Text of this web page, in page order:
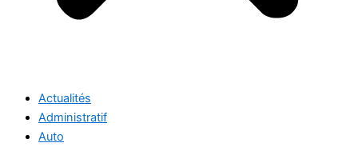
Actualités
Administratif
Auto